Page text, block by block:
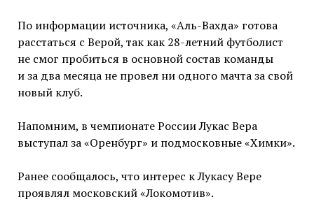
По информации источника, «Аль-Вахда» готова
расстаться с Верой, так как 28-летний футболист
не смог пробиться в основной состав команды
и за два месяца не провел ни одного мачта за свой
новый клуб.
Напомним, в чемпионате России Лукас Вера
выступал за «Оренбург» и подмосковные «Химки».
Ранее сообщалось, что интерес к Лукасу Вере
проявлял московский «Локомотив».